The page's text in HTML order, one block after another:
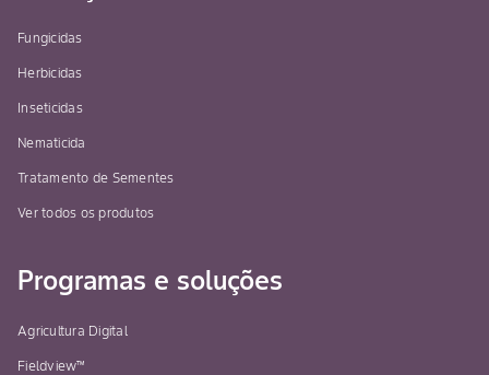
Fungicidas
Herbicidas
Inseticidas
Nematicida
Tratamento de Sementes
Ver todos os produtos
Programas e soluções
Agricultura Digital
Fieldview™